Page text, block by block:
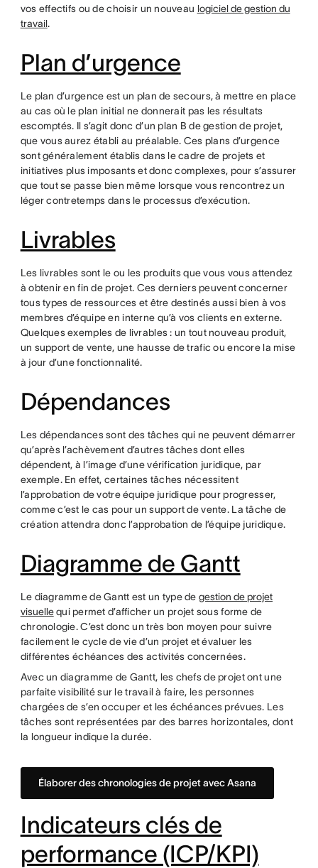
vos effectifs ou de choisir un nouveau logiciel de gestion du
travail.
Plan d’urgence
Le plan d’urgence est un plan de secours, à mettre en place
au cas où le plan initial ne donnerait pas les résultats
escomptés. Il s’agit donc d’un plan B de gestion de projet,
que vous aurez établi au préalable. Ces plans d’urgence
sont généralement établis dans le cadre de projets et
initiatives plus imposants et donc complexes, pour s’assurer
que tout se passe bien même lorsque vous rencontrez un
léger contretemps dans le processus d’exécution.
Livrables
Les livrables sont le ou les produits que vous vous attendez
à obtenir en fin de projet. Ces derniers peuvent concerner
tous types de ressources et être destinés aussi bien à vos
membres d’équipe en interne qu’à vos clients en externe.
Quelques exemples de livrables : un tout nouveau produit,
un support de vente, une hausse de trafic ou encore la mise
à jour d’une fonctionnalité.
Dépendances
Les dépendances sont des tâches qui ne peuvent démarrer
qu’après l’achèvement d’autres tâches dont elles
dépendent, à l’image d’une vérification juridique, par
exemple. En effet, certaines tâches nécessitent
l’approbation de votre équipe juridique pour progresser,
comme c’est le cas pour un support de vente. La tâche de
création attendra donc l’approbation de l’équipe juridique.
Diagramme de Gantt
Le diagramme de Gantt est un type degestion de projet
visuellequi permet d’afficher un projet sous forme de
chronologie. C’est donc un très bon moyen pour suivre
facilement le cycle de vie d’un projet et évaluer les
différentes échéances des activités concernées.
Avec un diagramme de Gantt, les chefs de projet ont une
parfaite visibilité sur le travail à faire, les personnes
chargées de s’en occuper et les échéances prévues. Les
tâches sont représentées par des barres horizontales, dont
la longueur indique la durée.
Élaborer des chronologies de projet avec Asana
Indicateurs clés de
performance (ICP/KPI)